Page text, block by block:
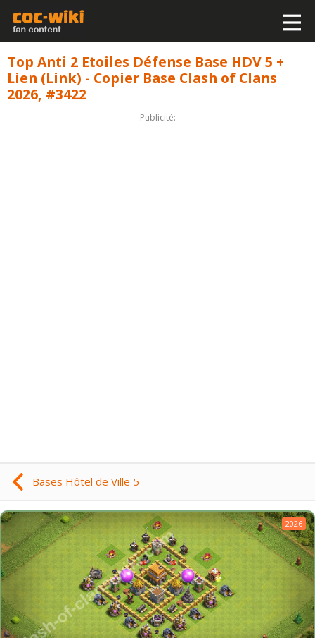
Top Anti 2 Etoiles Défense Base HDV 5 +
Lien (Link) - Copier Base Clash of Clans
2026, #3422
Publicité:
Bases Hôtel de Ville 5
2026